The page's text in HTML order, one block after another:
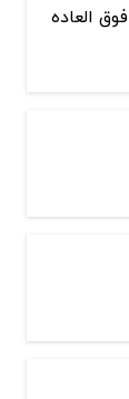
العاده